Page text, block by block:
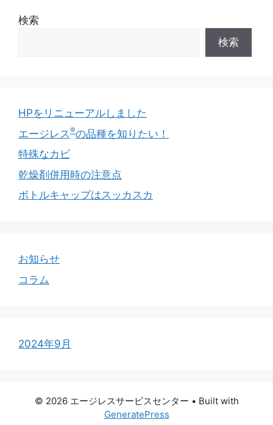
検索
検索
HPをリニューアルしました
エージレス ®の品種を知りたい！
特殊なカビ
乾燥剤併用時の注意点
ボトルキャップはスッカスカ
お知らせ
コラム
2024年9月
© 2026 エージレスサービスセンター • Built with
GeneratePress